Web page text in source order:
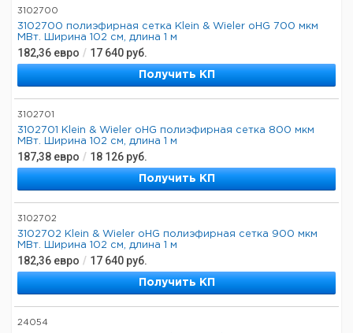
3102700
3102700 полиэфирная сетка Klein & Wieler oHG 700 мкм
МВт. Ширина 102 см, длина 1 м
182,36 евро / 17 640 руб.
Получить КП
3102701
3102701 Klein & Wieler oHG полиэфирная сетка 800 мкм
МВт. Ширина 102 см, длина 1 м
187,38 евро / 18 126 руб.
Получить КП
3102702
3102702 Klein & Wieler oHG полиэфирная сетка 900 мкм
МВт. Ширина 102 см, длина 1 м
182,36 евро / 17 640 руб.
Получить КП
24054